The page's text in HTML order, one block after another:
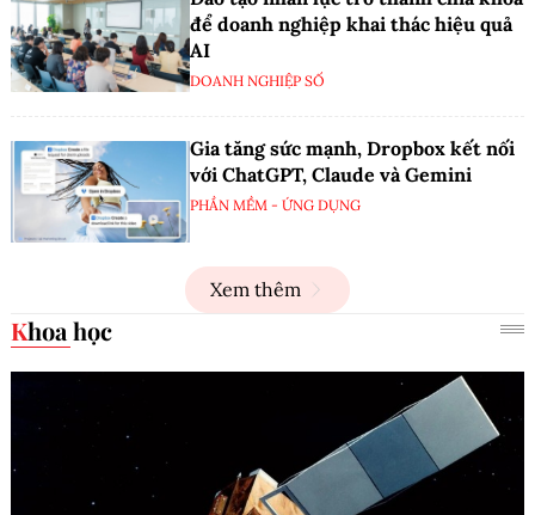
để doanh nghiệp khai thác hiệu quả
AI
DOANH NGHIỆP SỐ
Gia tăng sức mạnh, Dropbox kết nối
với ChatGPT, Claude và Gemini
PHẦN MỀM - ỨNG DỤNG
Xem thêm
Khoa học